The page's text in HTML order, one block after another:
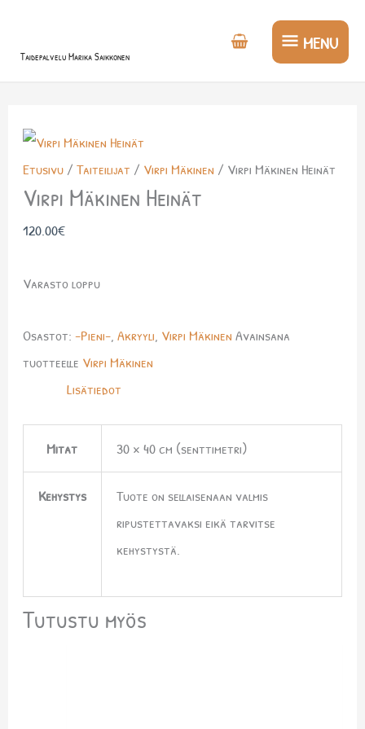
Taidepalvelu Marika Saikkonen
MENU
MENU
Etusivu/ Taiteilijat / Virpi Mäkinen / Virpi Mäkinen Heinät
Virpi Mäkinen Heinät
120.00€
Varasto loppu
Osastot: -Pieni-, Akryyli, Virpi Mäkinen Avainsana
tuotteelle Virpi Mäkinen
Lisätiedot
Mitat 30 × 40 cm (senttimetri)
Kehystys
Tuote on sellaisenaan valmis
ripustettavaksi eikä tarvitse
kehystystä.
Tutustu myös